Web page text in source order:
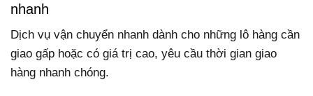
nhanh
Dịch vụ vận chuyển nhanh dành cho những lô hàng cần
giao gấp hoặc có giá trị cao, yêu cầu thời gian giao
hàng nhanh chóng.